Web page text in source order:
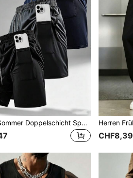
Herren Sommer Doppelschicht Sportshorts, bequemer atmungsaktiver Stoff, Kordelzug Taille, modischer lockerer Schnitt, geeignet für Laufen, Fitness, Wandern, Trekking
CHF8,39